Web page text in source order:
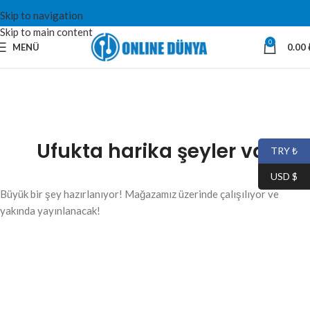
Skip to navigation
Skip to main content
MENÜ 0 0.00
Ufukta harika şeyler var
Büyük bir şey hazırlanıyor! Mağazamız üzerinde çalışılıyor ve
yakında yayınlanacak!
TRY ₺
USD $